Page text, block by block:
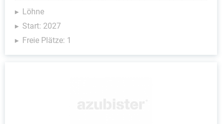
Löhne
Start: 2027
Freie Plätze: 1